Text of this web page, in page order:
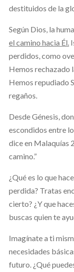
destituidos de la
Según Dios, la
el camino hacia Él.
perdidos, como
Hemos rechazado
Hemos repudiado
regaños.
Desde Génesis,
escondidos entre
dice en Malaquías
camino.”
¿Qué es lo que
perdida? Tratas
cierto? ¿Y que
buscas quien te
Imagínate a ti
necesidades
futuro. ¿Qué